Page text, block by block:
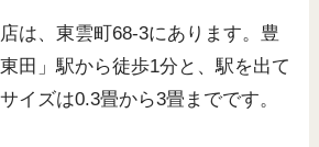
は、東雲町68-3にあります。豊
田」駅から徒歩1分と、駅を出て
イズは0.3畳から3畳までです。